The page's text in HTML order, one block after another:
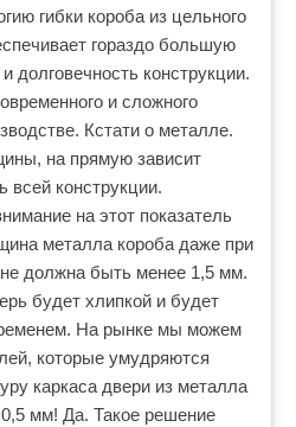
гибки короба из цельного
гораздо большую
долговечность конструкции.
и сложного
Кстати о металле.
на прямую зависит
всей конструкции.
на этот показатель
металла короба даже при
должна быть менее 1,5 мм.
будет хлипкой и будет
На рынке мы можем
которые умудряются
каркаса двери из металла
мм! Да. Такое решение